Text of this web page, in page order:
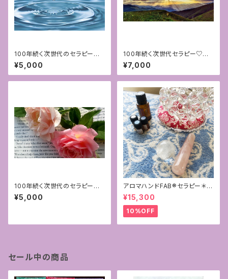
100年続く次世代のセラピー♡
アロマハンドFAB®︎対面セラピ
ー[福岡]〜①浄化〜
¥5,000
100年続く次世代セラピー♡ア
ロマハンドFAB®︎対面セラピー
[福岡]〜②変容・覚醒〜
¥7,000
100年続く次世代のセラピー♡
アロマハンドFAB®︎対面セラピ
ー[福岡]〜③豊かさ〜
¥5,000
アロマハンドFAB®︎セラピー＊お
得なフルセッション
¥15,300
10%OFF
セール中の商品